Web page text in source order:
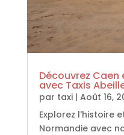
Découvrez
avec Taxis
par taxi| Août 16,
Explorez l'histoire
Normandie avec